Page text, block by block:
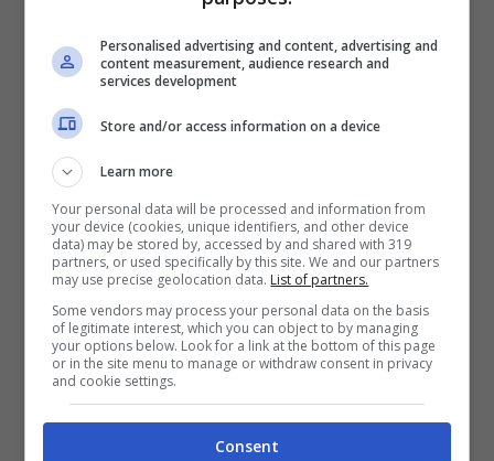
Se da un lato Facebook Messenger amplia il
bagaglio di funzioni per gli utenti, dall’altro
PayPal potrebbe beneficiare di questo
accordo e amplicare i suoi servizi e il numero
Personalised advertising and content, advertising and
content measurement, audience research and
services development
Store and/or access information on a device
Learn more
Your personal data will be processed and information from
your device (cookies, unique identifiers, and other device
data) may be stored by, accessed by and shared with 319
partners, or used specifically by this site. We and our partners
may use precise geolocation data. List of partners.
Some vendors may process your personal data on the basis
of legitimate interest, which you can object to by managing
your options below. Look for a link at the bottom of this page
or in the site menu to manage or withdraw consent in privacy
and cookie settings.
Consent